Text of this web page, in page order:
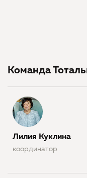
Команда
Лилия Куклина
координатор